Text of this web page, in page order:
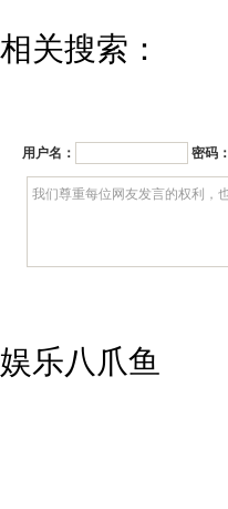
相关搜索：
用户名：
密码：
娱乐八爪鱼